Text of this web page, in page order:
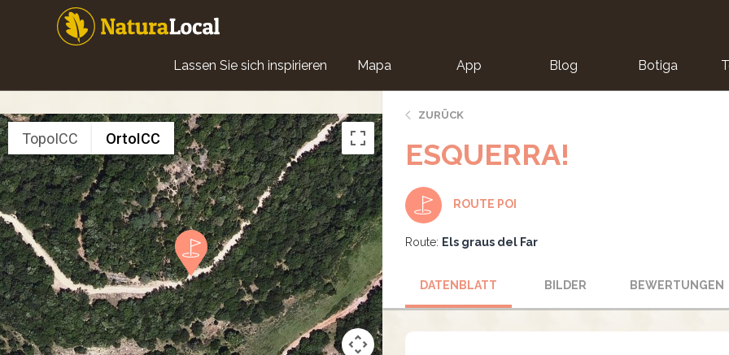
Main
navigation
Lassen Sie sich inspirieren Mapa App Blog Botiga
TopoICC OrtoICC
ZURÜCK
ESQUERRA!
ROUTE POI
Route: Els graus del Far
DATENBLATT BILDER BEWERTUNGEN